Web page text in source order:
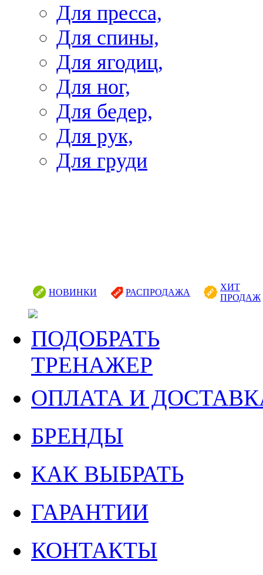
Для пресса,
Для спины,
Для ягодиц,
Для ног,
Для бедер,
Для рук,
Для груди
НОВИНКИ РАСПРОДАЖА
ХИТ
ПРОДАЖ
ПОДОБРАТЬ
ТРЕНАЖЕР
ОПЛАТА И
БРЕНДЫ
КАК ВЫБРАТЬ
ГАРАНТИИ
КОНТАКТЫ